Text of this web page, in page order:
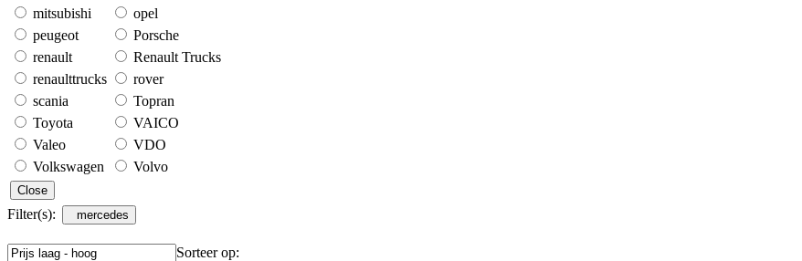
mitsubishi
opel
peugeot
Porsche
renault
Renault Trucks
renaulttrucks
rover
scania
Topran
Toyota
VAICO
Valeo
VDO
Volkswagen
Volvo
Close
Filter(s): mercedes
Sorteer op: